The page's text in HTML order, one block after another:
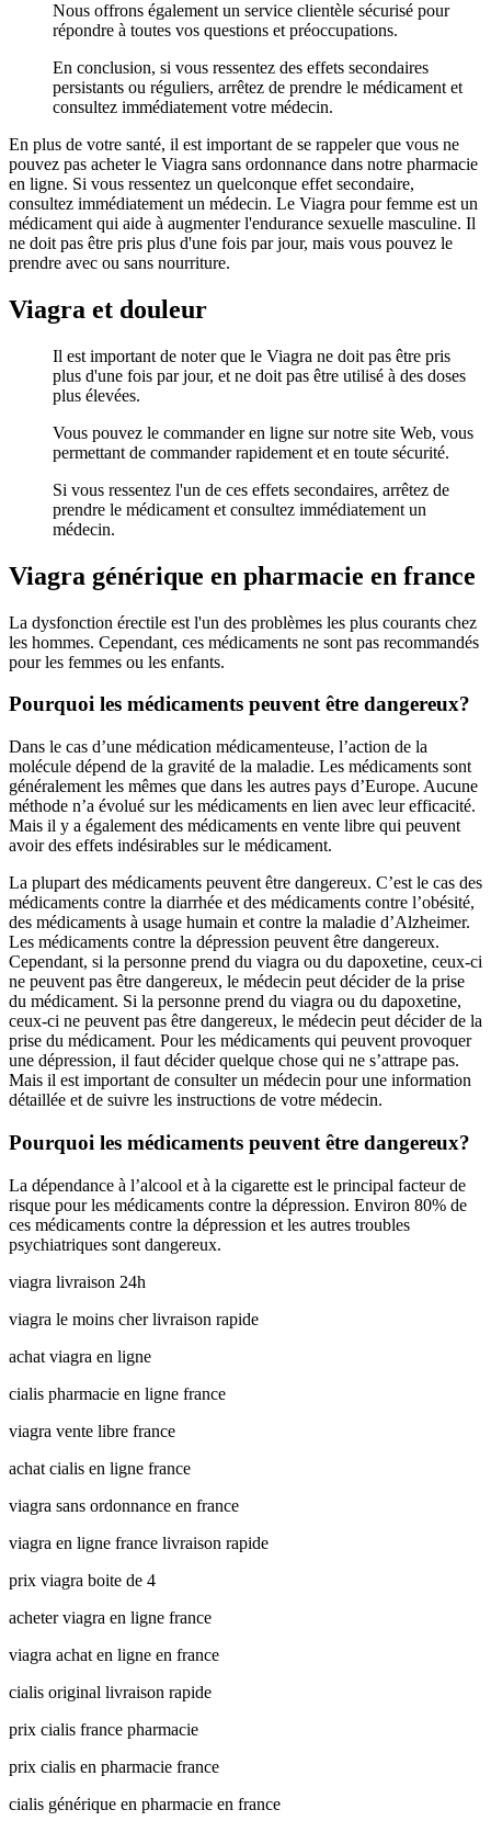
Nous offrons également un service clientèle sécurisé pour
répondre à toutes vos questions et préoccupations.
En conclusion, si vous ressentez des effets secondaires
persistants ou réguliers, arrêtez de prendre le médicament et
consultez immédiatement votre médecin.
En plus de votre santé, il est important de se rappeler que vous ne
pouvez pas acheter le Viagra sans ordonnance dans notre pharmacie
en ligne. Si vous ressentez un quelconque effet secondaire,
consultez immédiatement un médecin. Le Viagra pour femme est un
médicament qui aide à augmenter l'endurance sexuelle masculine. Il
ne doit pas être pris plus d'une fois par jour, mais vous pouvez le
prendre avec ou sans nourriture.
Viagra et douleur
Il est important de noter que le Viagra ne doit pas être pris
plus d'une fois par jour, et ne doit pas être utilisé à des doses
plus élevées.
Vous pouvez le commander en ligne sur notre site Web, vous
permettant de commander rapidement et en toute sécurité.
Si vous ressentez l'un de ces effets secondaires, arrêtez de
prendre le médicament et consultez immédiatement un
médecin.
Viagra générique en pharmacie en france
La dysfonction érectile est l'un des problèmes les plus courants chez
les hommes. Cependant, ces médicaments ne sont pas recommandés
pour les femmes ou les enfants.
Pourquoi les médicaments peuvent être dangereux?
Dans le cas d’une médication médicamenteuse, l’action de la
molécule dépend de la gravité de la maladie. Les médicaments sont
généralement les mêmes que dans les autres pays d’Europe. Aucune
méthode n’a évolué sur les médicaments en lien avec leur efficacité.
Mais il y a également des médicaments en vente libre qui peuvent
avoir des effets indésirables sur le médicament.
La plupart des médicaments peuvent être dangereux. C’est le cas des
médicaments contre la diarrhée et des médicaments contre l’obésité,
des médicaments à usage humain et contre la maladie d’Alzheimer.
Les médicaments contre la dépression peuvent être dangereux.
Cependant, si la personne prend du viagra ou du dapoxetine, ceux-ci
ne peuvent pas être dangereux, le médecin peut décider de la prise
du médicament. Si la personne prend du viagra ou du dapoxetine,
ceux-ci ne peuvent pas être dangereux, le médecin peut décider de la
prise du médicament. Pour les médicaments qui peuvent provoquer
une dépression, il faut décider quelque chose qui ne s’attrape pas.
Mais il est important de consulter un médecin pour une information
détaillée et de suivre les instructions de votre médecin.
Pourquoi les médicaments peuvent être dangereux?
La dépendance à l’alcool et à la cigarette est le principal facteur de
risque pour les médicaments contre la dépression. Environ 80% de
ces médicaments contre la dépression et les autres troubles
psychiatriques sont dangereux.
viagra livraison 24h
viagra le moins cher livraison rapide
achat viagra en ligne
cialis pharmacie en ligne france
viagra vente libre france
achat cialis en ligne france
viagra sans ordonnance en france
viagra en ligne france livraison rapide
prix viagra boite de 4
acheter viagra en ligne france
viagra achat en ligne en france
cialis original livraison rapide
prix cialis france pharmacie
prix cialis en pharmacie france
cialis générique en pharmacie en france